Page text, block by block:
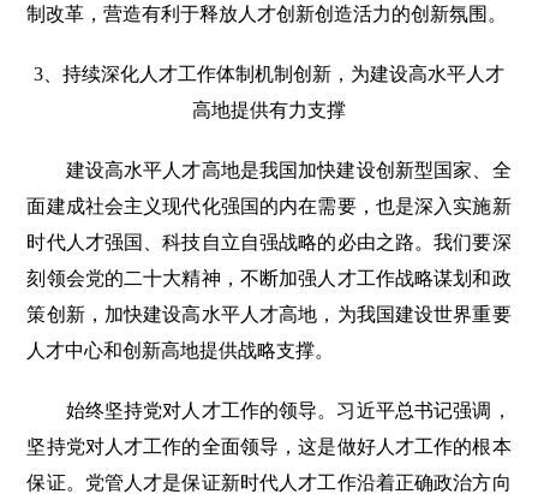
制改革，营造有利于释放人才创新创造活力的创新氛围。
3、持续深化人才工作体制机制创新，为建设高水平人才
高地提供有力支撑
建设高水平人才高地是我国加快建设创新型国家、全
面建成社会主义现代化强国的内在需要，也是深入实施新
时代人才强国、科技自立自强战略的必由之路。我们要深
刻领会党的二十大精神，不断加强人才工作战略谋划和政
策创新，加快建设高水平人才高地，为我国建设世界重要
人才中心和创新高地提供战略支撑。
始终坚持党对人才工作的领导。习近平总书记强调，
坚持党对人才工作的全面领导，这是做好人才工作的根本
保证。党管人才是保证新时代人才工作沿着正确政治方向